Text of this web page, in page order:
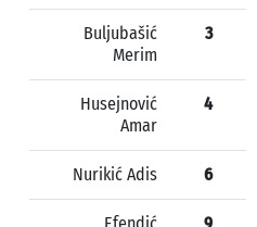
Buljubašić
Merim
3
Husejnović
Amar
4
Nurikić Adis 6